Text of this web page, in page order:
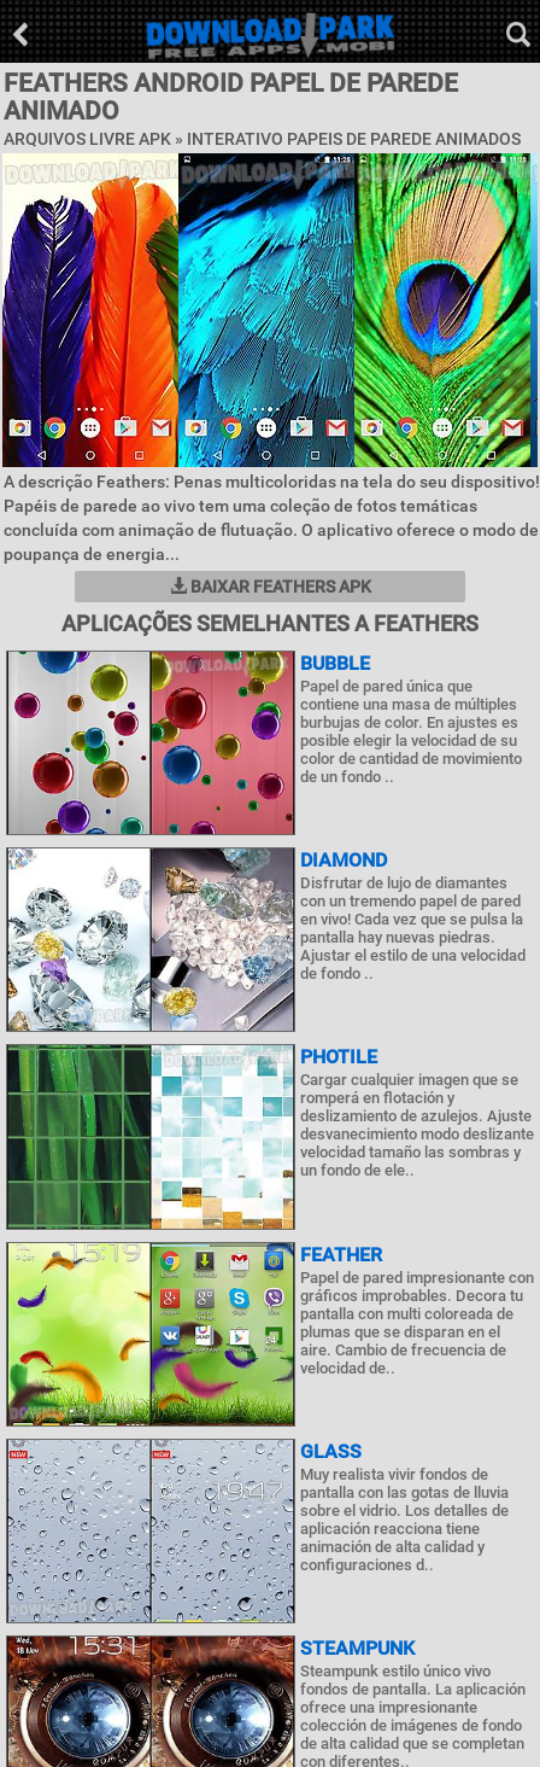
FEATHERS ANDROID PAPEL DE PAREDE
ANIMADO
ARQUIVOS LIVRE APK » INTERATIVO PAPEIS DE PAREDE ANIMADOS
A descrição Feathers: Penas multicoloridas na tela do seu dispositivo!
Papéis de parede ao vivo tem uma coleção de fotos temáticas
concluída com animação de flutuação. O aplicativo oferece o modo de
poupança de energia...
BAIXAR FEATHERS APK
APLICAÇÕES SEMELHANTES A FEATHERS
BUBBLE
Papel de pared única que
contiene una masa de múltiples
burbujas de color. En ajustes es
posible elegir la velocidad de su
color de cantidad de movimiento
de un fondo ..
DIAMOND
Disfrutar de lujo de diamantes
con un tremendo papel de pared
en vivo! Cada vez que se pulsa la
pantalla hay nuevas piedras.
Ajustar el estilo de una velocidad
de fondo ..
PHOTILE
Cargar cualquier imagen que se
romperá en flotación y
deslizamiento de azulejos. Ajuste
desvanecimiento modo deslizante
velocidad tamaño las sombras y
un fondo de ele..
FEATHER
Papel de pared impresionante con
gráficos improbables. Decora tu
pantalla con multi coloreada de
plumas que se disparan en el
aire. Cambio de frecuencia de
velocidad de..
GLASS
Muy realista vivir fondos de
pantalla con las gotas de lluvia
sobre el vidrio. Los detalles de
aplicación reacciona tiene
animación de alta calidad y
configuraciones d..
STEAMPUNK
Steampunk estilo único vivo
fondos de pantalla. La aplicación
ofrece una impresionante
colección de imágenes de fondo
de alta calidad que se completan
con diferentes..